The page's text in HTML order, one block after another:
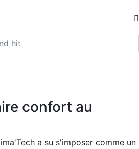
confort au
a su s'imposer comme un